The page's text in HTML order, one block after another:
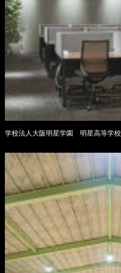
学校法人大阪明星学園 明星高等学校